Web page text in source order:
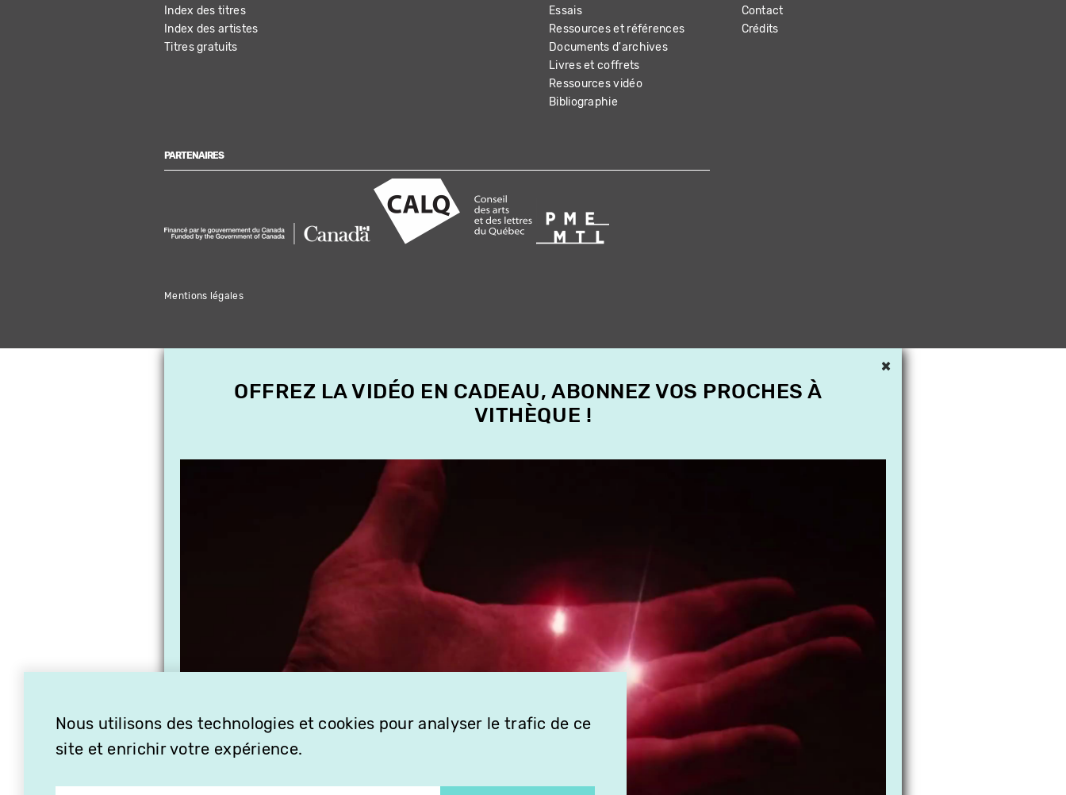
Index des titres
Index des artistes
Titres gratuits
Essais
Ressources et références
Documents d'archives
Livres et coffrets
Ressources vidéo
Bibliographie
Contact
Crédits
PARTENAIRES
Mentions légales
Nous utilisons des technologies et cookies pour analyser le trafic de ce
site et enrichir votre expérience.
×
OFFREZ LA VIDÉO EN CADEAU, ABONNEZ VOS PROCHES À
VITHÈQUE !